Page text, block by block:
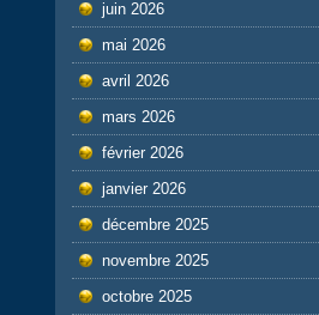
juin 2026
mai 2026
avril 2026
mars 2026
février 2026
janvier 2026
décembre 2025
novembre 2025
octobre 2025